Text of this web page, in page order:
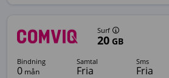
Surf
20GB
bindning
0 mån
samtal
Fria
sms
Fria